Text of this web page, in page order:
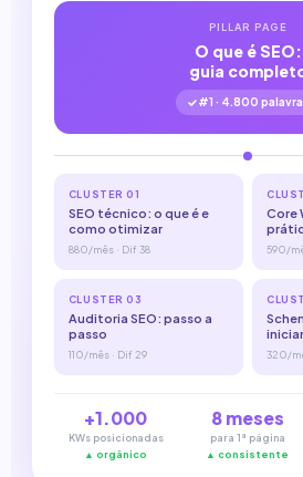
PILLAR PAGE
O que é SEO:
guia
#1 · 4.800
CLUSTER 01
SEO técnico: o que é e
como otimizar
880/mês · Dif 38
Core
590/
CLUSTER 03
Auditoria SEO: passo a
passo
110/mês · Dif 29 320/
+1.000
KWs posicionadas
▲ orgânico
8 meses
para 1ª página
▲ consistente